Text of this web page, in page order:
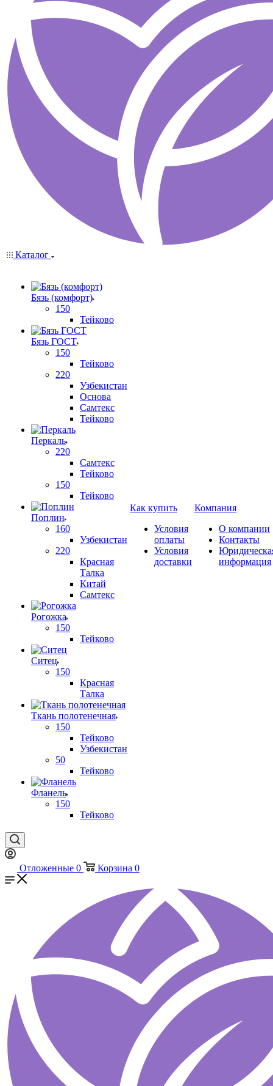
Каталог
Бязь (комфорт)
150
Тейково
Бязь ГОСТ
150
Тейково
220
Узбекистан
Основа
Самтекс
Тейково
Перкаль
220
Самтекс
Тейково
150
Тейково
Поплин
160
Узбекистан
220
Красная
Талка
Китай
Самтекс
Рогожка
150
Тейково
Ситец
150
Красная
Талка
Ткань полотенечная
150
Тейково
Узбекистан
50
Тейково
Фланель
150
Тейково
Как купить
Условия
оплаты
Условия
доставки
Компания
О компании
Контакты
информация
Отложенные 0 Корзина 0